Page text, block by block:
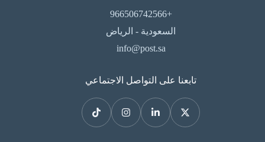
+966506742566
السعودية - الرياض
info@post.sa
تابعنا على التواصل الاجتماعي